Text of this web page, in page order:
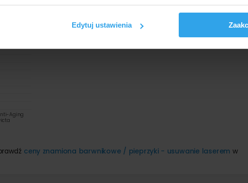
mogą połączyć te informacje z innymi danymi otrzymanymi
Edytuj ustawienia
Aging
ceny znamiona barwnikowe / pieprzyki - usuwanie laserem w